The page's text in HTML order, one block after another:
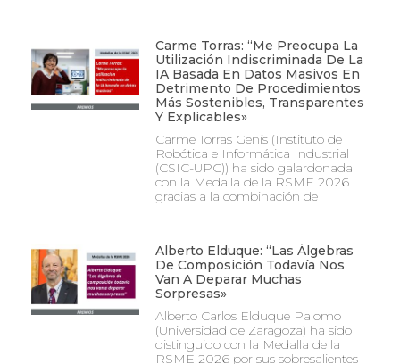
Carme Torras: “Me Preocupa La
Utilización Indiscriminada De La
IA Basada En Datos Masivos En
Detrimento De Procedimientos
Más Sostenibles, Transparentes
Y Explicables»
Carme Torras Genís (Instituto de
Robótica e Informática Industrial
(CSIC-UPC)) ha sido galardonada
con la Medalla de la RSME 2026
gracias a la combinación de
Alberto Elduque: “Las Álgebras
De Composición Todavía Nos
Van A Deparar Muchas
Sorpresas»
Alberto Carlos Elduque Palomo
(Universidad de Zaragoza) ha sido
distinguido con la Medalla de la
RSME 2026 por sus sobresalientes